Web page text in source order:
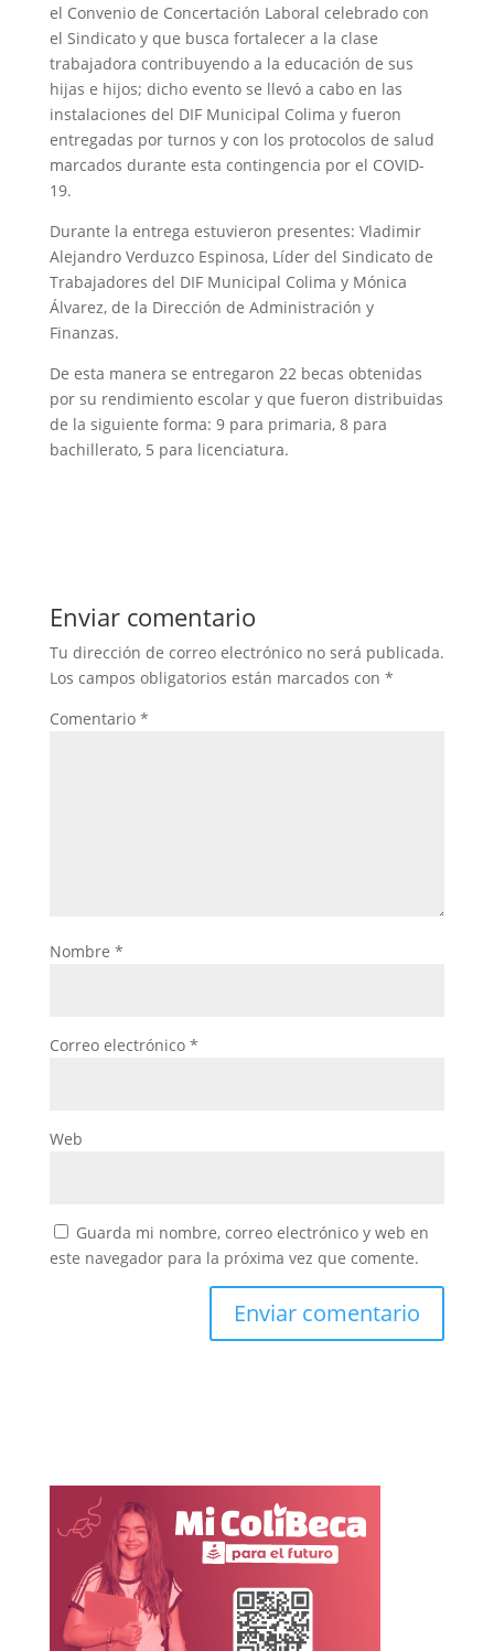
el Convenio de Concertación Laboral celebrado con
el Sindicato y que busca fortalecer a la clase
trabajadora contribuyendo a la educación de sus
hijas e hijos; dicho evento se llevó a cabo en las
instalaciones del DIF Municipal Colima y fueron
entregadas por turnos y con los protocolos de salud
marcados durante esta contingencia por el COVID-
19.
Durante la entrega estuvieron presentes: Vladimir
Alejandro Verduzco Espinosa, Líder del Sindicato de
Trabajadores del DIF Municipal Colima y Mónica
Álvarez, de la Dirección de Administración y
Finanzas.
De esta manera se entregaron 22 becas obtenidas
por su rendimiento escolar y que fueron distribuidas
de la siguiente forma: 9 para primaria, 8 para
bachillerato, 5 para licenciatura.
Enviar comentario
Tu dirección de correo electrónico no será publicada.
Los campos obligatorios están marcados con *
Comentario *
Nombre *
Correo electrónico *
Web
Guarda mi nombre, correo electrónico y web en
este navegador para la próxima vez que comente.